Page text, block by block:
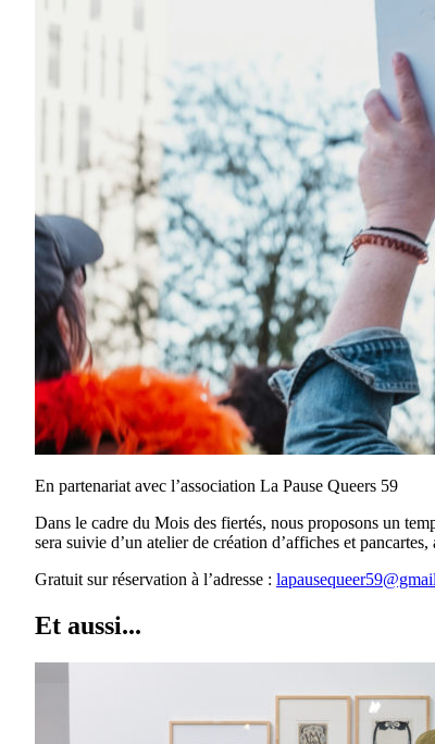
En partenariat avec l’association La Pause Queers 59
Dans le cadre du Mois des fiertés, nous proposons un
sera suivie d’un atelier de création d’affiches et
Gratuit sur réservation à l’adresse :
Et aussi...